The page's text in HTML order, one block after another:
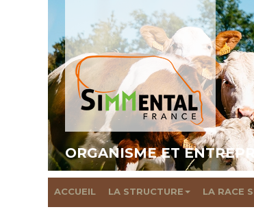
ORGANISME ET
ACCUEIL LA STRUCTURE LA RACE